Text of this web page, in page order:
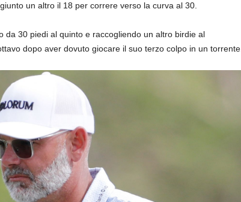
un altro il 18 per correre verso la curva al 30.
da 30 piedi al quinto e raccogliendo un altro birdie al
dopo aver dovuto giocare il suo terzo colpo in un torrente.